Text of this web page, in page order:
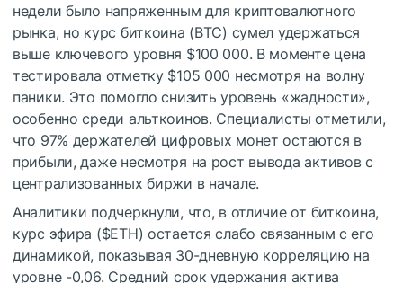
недели было напряженным для криптовалютного
рынка, но курс биткоина (BTC) сумел удержаться
выше ключевого уровня $100 000. В моменте цена
тестировала отметку $105 000 несмотря на волну
паники. Это помогло снизить уровень «жадности»,
особенно среди альткоинов. Специалисты отметили,
что 97% держателей цифровых монет остаются в
прибыли, даже несмотря на рост вывода активов с
централизованных биржи в начале.
Аналитики подчеркнули, что, в отличие от биткоина,
курс эфира ($ETH) остается слабо связанным с его
динамикой, показывая 30-дневную корреляцию на
уровне -0,06. Средний срок удержания актива